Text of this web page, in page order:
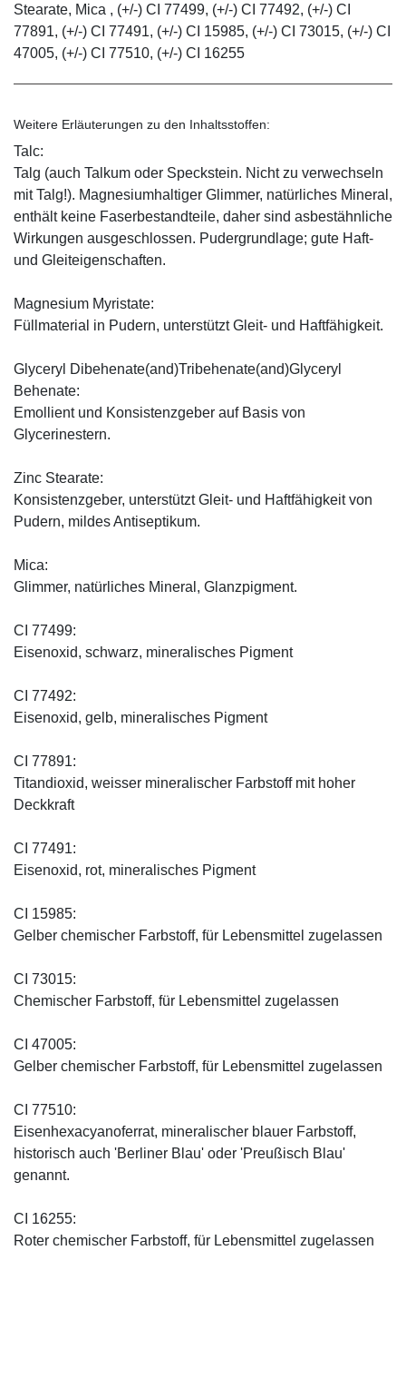
Stearate, Mica , (+/-) CI 77499, (+/-) CI 77492, (+/-) CI
77891, (+/-) CI 77491, (+/-) CI 15985, (+/-) CI 73015, (+/-) CI
47005, (+/-) CI 77510, (+/-) CI 16255
Weitere Erläuterungen zu den Inhaltsstoffen:
Talc:
Talg (auch Talkum oder Speckstein. Nicht zu verwechseln
mit Talg!). Magnesiumhaltiger Glimmer, natürliches Mineral,
enthält keine Faserbestandteile, daher sind asbestähnliche
Wirkungen ausgeschlossen. Pudergrundlage; gute Haft-
und Gleiteigenschaften.
Magnesium Myristate:
Füllmaterial in Pudern, unterstützt Gleit- und Haftfähigkeit.
Glyceryl Dibehenate(and)Tribehenate(and)Glyceryl
Behenate:
Emollient und Konsistenzgeber auf Basis von
Glycerinestern.
Zinc Stearate:
Konsistenzgeber, unterstützt Gleit- und Haftfähigkeit von
Pudern, mildes Antiseptikum.
Mica:
Glimmer, natürliches Mineral, Glanzpigment.
CI 77499:
Eisenoxid, schwarz, mineralisches Pigment
CI 77492:
Eisenoxid, gelb, mineralisches Pigment
CI 77891:
Titandioxid, weisser mineralischer Farbstoff mit hoher
Deckkraft
CI 77491:
Eisenoxid, rot, mineralisches Pigment
CI 15985:
Gelber chemischer Farbstoff, für Lebensmittel zugelassen
CI 73015:
Chemischer Farbstoff, für Lebensmittel zugelassen
CI 47005:
Gelber chemischer Farbstoff, für Lebensmittel zugelassen
CI 77510:
Eisenhexacyanoferrat, mineralischer blauer Farbstoff,
historisch auch 'Berliner Blau' oder 'Preußisch Blau'
genannt.
CI 16255:
Roter chemischer Farbstoff, für Lebensmittel zugelassen